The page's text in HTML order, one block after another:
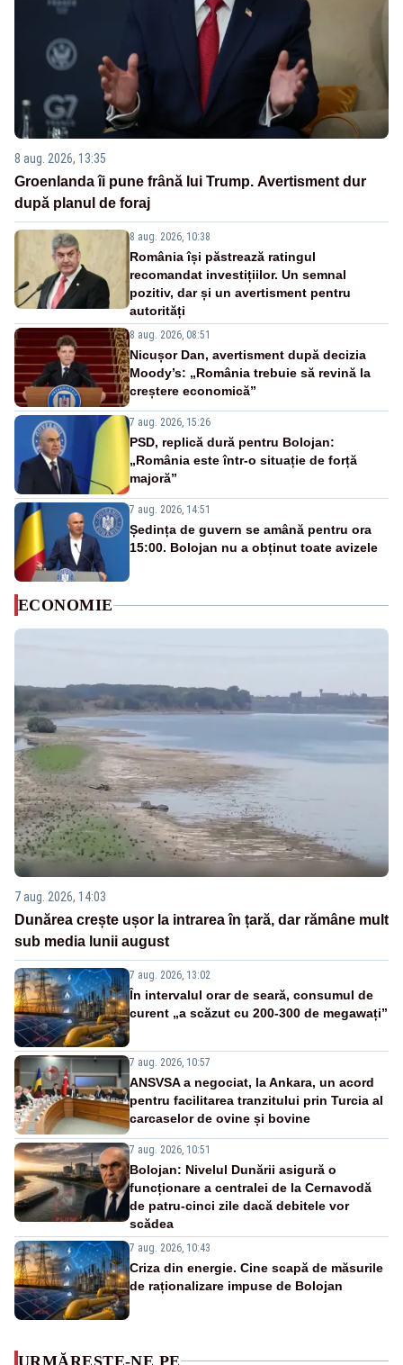
8 aug. 2026, 13:35
Groenlanda îi pune frână lui Trump. Avertisment dur
după planul de foraj
8 aug. 2026, 10:38
România își păstrează ratingul
recomandat investițiilor. Un semnal
pozitiv, dar și un avertisment pentru
autorități
8 aug. 2026, 08:51
Nicușor Dan, avertisment după decizia
Moody’s: „România trebuie să revină la
creștere economică”
7 aug. 2026, 15:26
PSD, replică dură pentru Bolojan:
„România este într-o situație de forță
majoră”
7 aug. 2026, 14:51
Ședința de guvern se amână pentru ora
15:00. Bolojan nu a obținut toate avizele
ECONOMIE
7 aug. 2026, 14:03
Dunărea crește ușor la intrarea în țară, dar rămâne mult
sub media lunii august
7 aug. 2026, 13:02
În intervalul orar de seară, consumul de
curent „a scăzut cu 200-300 de megawați”
7 aug. 2026, 10:57
ANSVSA a negociat, la Ankara, un acord
pentru facilitarea tranzitului prin Turcia al
carcaselor de ovine și bovine
7 aug. 2026, 10:51
Bolojan: Nivelul Dunării asigură o
funcționare a centralei de la Cernavodă
de patru-cinci zile dacă debitele vor
scădea
7 aug. 2026, 10:43
Criza din energie. Cine scapă de măsurile
de raționalizare impuse de Bolojan
URMĂREȘTE-NE PE